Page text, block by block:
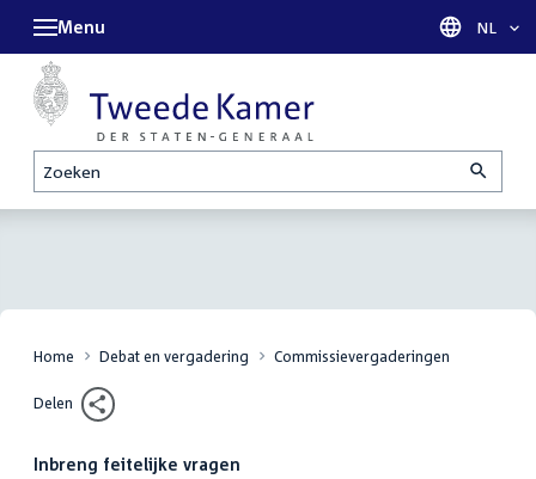
Zoeken
Menu Taal
NL
Home Debat en vergadering Commissievergaderingen
Delen
Inbreng feitelijke vragen